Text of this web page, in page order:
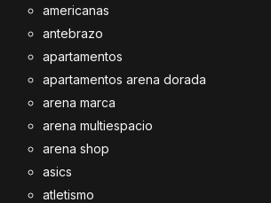
americanas
antebrazo
apartamentos
apartamentos arena dorada
arena marca
arena multiespacio
arena shop
asics
atletismo